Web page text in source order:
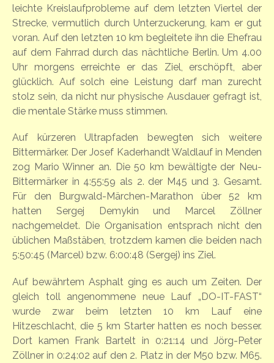
leichte Kreislaufprobleme auf dem letzten Viertel der
Strecke, vermutlich durch Unterzuckerung, kam er gut
voran. Auf den letzten 10 km begleitete ihn die Ehefrau
auf dem Fahrrad durch das nächtliche Berlin. Um 4.00
Uhr morgens erreichte er das Ziel, erschöpft, aber
glücklich. Auf solch eine Leistung darf man zurecht
stolz sein, da nicht nur physische Ausdauer gefragt ist,
die mentale Stärke muss stimmen.
Auf kürzeren Ultrapfaden bewegten sich weitere
Bittermärker. Der Josef Kaderhandt Waldlauf in Menden
zog Mario Winner an. Die 50 km bewältigte der Neu-
Bittermärker in 4:55:59 als 2. der M45 und 3. Gesamt.
Für den Burgwald-Märchen-Marathon über 52 km
hatten Sergej Demykin und Marcel Zöllner
nachgemeldet. Die Organisation entsprach nicht den
üblichen Maßstäben, trotzdem kamen die beiden nach
5:50:45 (Marcel) bzw. 6:00:48 (Sergej) ins Ziel.
Auf bewährtem Asphalt ging es auch um Zeiten. Der
gleich toll angenommene neue Lauf „DO-IT-FAST“
wurde zwar beim letzten 10 km Lauf eine
Hitzeschlacht, die 5 km Starter hatten es noch besser.
Dort kamen Frank Bartelt in 0:21:14 und Jörg-Peter
Zöllner in 0:24:02 auf den 2. Platz in der M50 bzw. M65.